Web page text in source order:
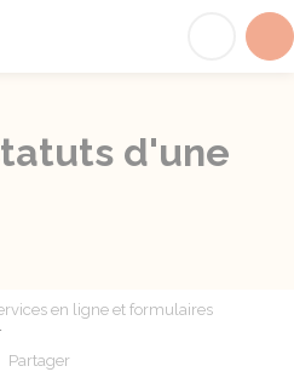
d'une
en ligne et formulaires
Partager